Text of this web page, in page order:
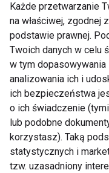
5 najczęstszych
błędów w
które powodują
Zdrowie
Każde przetwarzanie
na właściwej, zgodnej
podstawie prawnej.
Twoich danych w celu
w tym
analizowania ich i
ich bezpieczeństwa
o ich świadczenie
lub podobne
korzystasz). Taką
statystycznych i
tzw. uzasadniony